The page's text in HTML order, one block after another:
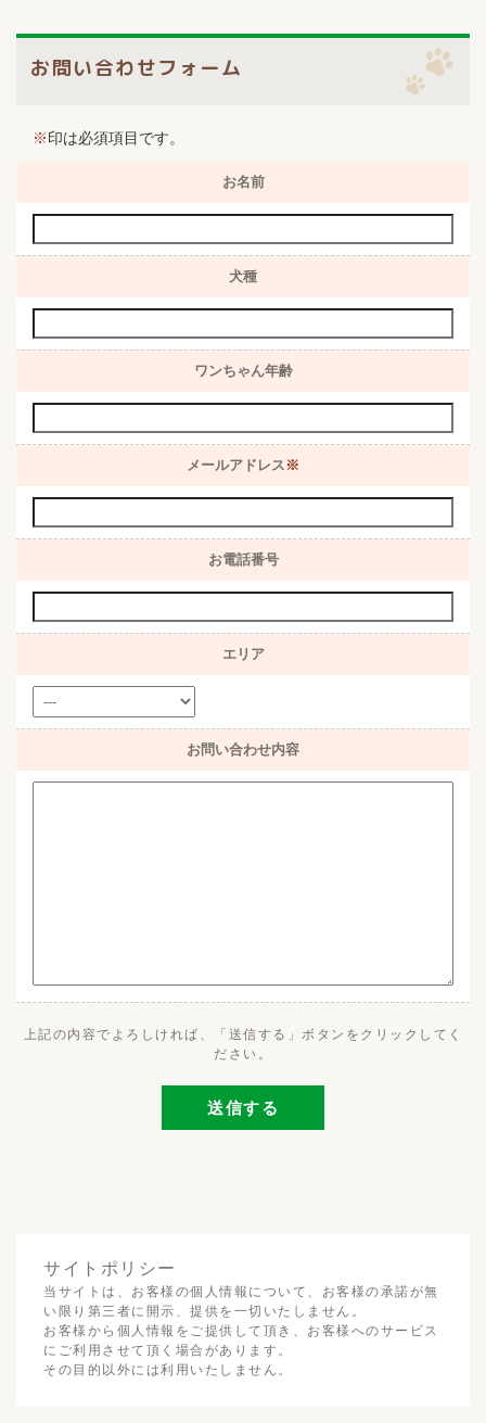
お問い合わせフォーム
※印は必須項目です。
お名前
犬種
ワンちゃん年齢
メールアドレス ※
お電話番号
エリア
お問い合わせ内容
上記の内容でよろしければ、「送信する」ボタンをクリックしてく
ださい。
サイトポリシー
当サイトは、お客様の個人情報について、お客様の承諾が無
い限り第三者に開示、提供を一切いたしません。
お客様から個人情報をご提供して頂き、お客様へのサービス
にご利用させて頂く場合があります。
その目的以外には利用いたしません。